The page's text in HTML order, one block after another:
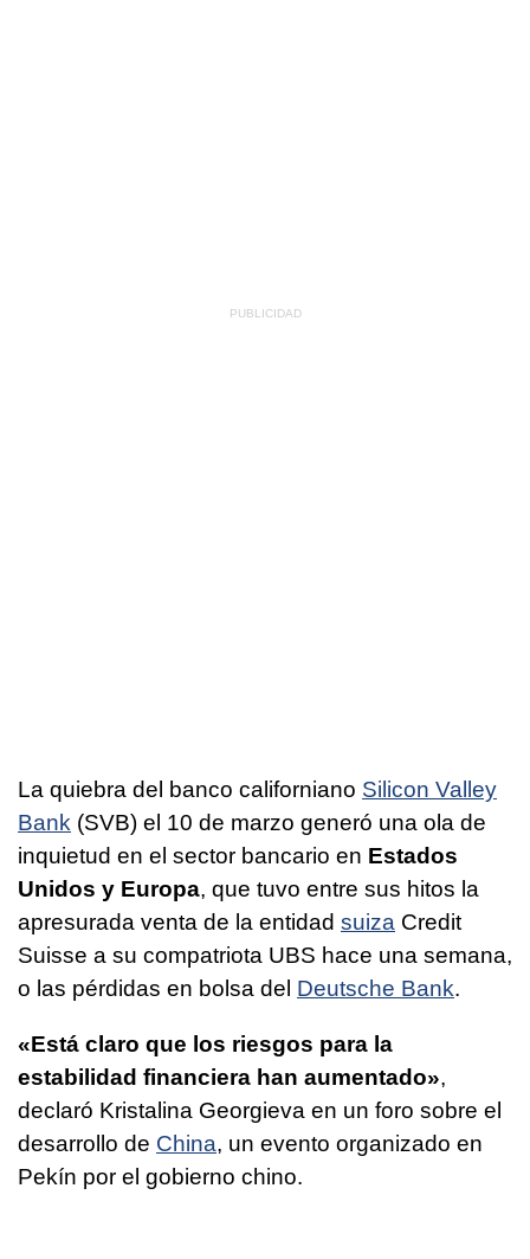
La quiebra del banco californiano Silicon Valley
Bank (SVB) el 10 de marzo generó una ola de
inquietud en el sector bancario en Estados
Unidos y Europa, que tuvo entre sus hitos la
apresurada venta de la entidad suiza Credit
Suisse a su compatriota UBS hace una semana,
o las pérdidas en bolsa del Deutsche Bank.
«Está claro que los riesgos para la
estabilidad financiera han aumentado»,
declaró Kristalina Georgieva en un foro sobre el
desarrollo de China, un evento organizado en
Pekín por el gobierno chino.